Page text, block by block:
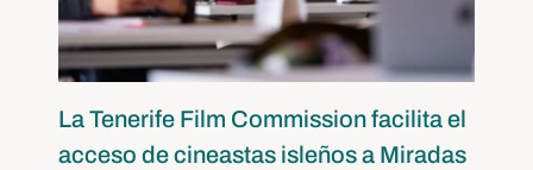
La Tenerife Film Commission facilita el
acceso de cineastas isleños a Miradas